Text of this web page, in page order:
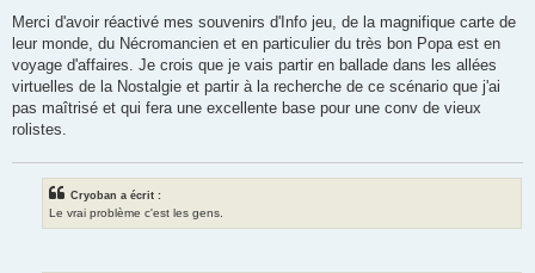
Merci d'avoir réactivé mes souvenirs d'Info jeu, de la magnifique carte de
leur monde, du Nécromancien et en particulier du très bon Popa est en
voyage d'affaires. Je crois que je vais partir en ballade dans les allées
virtuelles de la Nostalgie et partir à la recherche de ce scénario que j'ai
pas maîtrisé et qui fera une excellente base pour une conv de vieux
rolistes.
Cryoban a écrit :
Le vrai problème c'est les gens.